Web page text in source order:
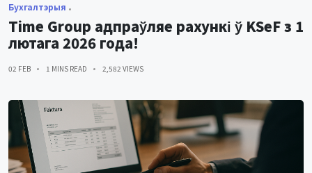
Бухгалтэрыя
Time Group адпраўляе рахункі ў KSeF з 1
лютага 2026 года!
02 FEB 1 MINS READ 2,582 VIEWS